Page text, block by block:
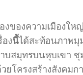
งของความเมืองให
งนี้ได้สะท้อนภาพมุ
บสมุทรบนหุบเขา
ครงสร้างสังคมกา